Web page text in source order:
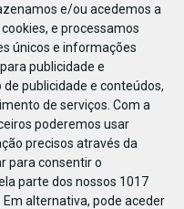
e/ou acedemos a
e processamos
únicos e informações
publicidade e
publicidade e conteúdos,
de serviços. Com a
poderemos usar
precisos através da
para consentir o
parte dos nossos 1017
alternativa, pode aceder